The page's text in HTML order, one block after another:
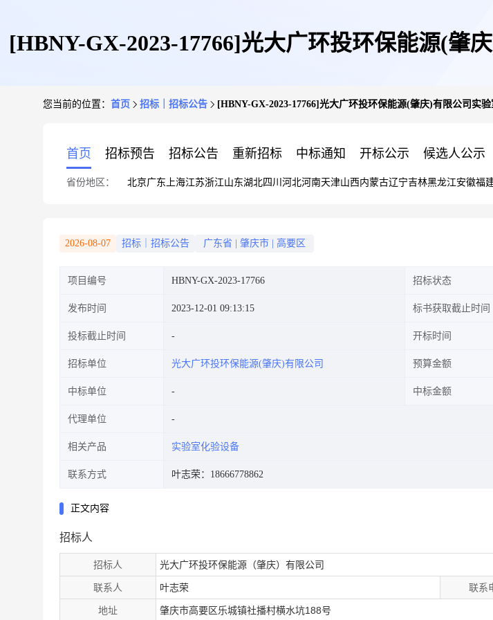
[HBNY-GX-2023-17766]光大广环投环保能源(肇
您当前的位置： 首页 招标｜招标公告 [HBNY-GX-2023-17766]光大广环投环保能源(肇庆)有限公司实
首页 招标预告 招标公告 重新招标 中标通知 开标公示 候选人公示
省份地区： 北京广东 上海江苏浙江山东湖北四川 河北河南天津山西内蒙古辽宁吉林黑龙江安徽福
2026-08-07 招标｜招标公告 广东省 肇庆市 高要区
项目编号 HBNY-GX-2023-17766 招标状态
发布时间 2023-12-01 09:13:15 标书获取截止时间
投标截止时间 开标时间
招标单位 光大广环投环保能源(肇庆)有限公司 预算金额
中标单位 中标金额
代理单位
相关产品 实验室化验设备
联系方式 叶志荣：18666778862
正文内容
招标人
招标人 光大广环投环保能源（肇庆）有限公司
联系人 叶志荣 联系
地址 肇庆市高要区乐城镇社播村横水坑188号